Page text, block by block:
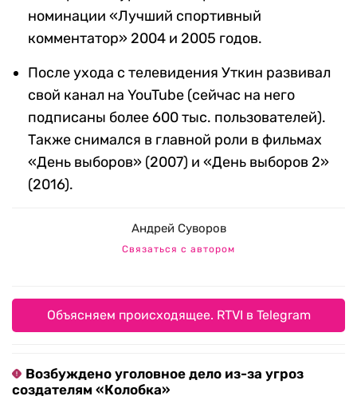
номинации «Лучший спортивный
комментатор» 2004 и 2005 годов.
После ухода с телевидения Уткин развивал
свой канал на YouTube (сейчас на него
подписаны более 600 тыс. пользователей).
Также снимался в главной роли в фильмах
«День выборов» (2007) и «День выборов 2»
(2016).
Андрей Суворов
Связаться с автором
Объясняем происходящее. RTVI в Telegram
Возбуждено уголовное дело из-за угроз
создателям «Колобка»